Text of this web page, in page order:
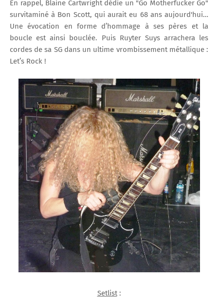
En rappel, Blaine Cartwright dédie un "Go Motherfucker Go"
survitaminé à Bon Scott, qui aurait eu 68 ans aujourd'hui…
Une évocation en forme d’hommage à ses pères et la
boucle est ainsi bouclée. Puis Ruyter Suys arrachera les
cordes de sa SG dans un ultime vrombissement métallique :
Let’s Rock !
Setlist: